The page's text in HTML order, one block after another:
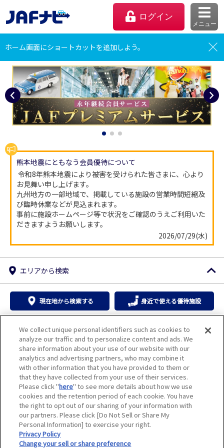
ログイン
メニュー
マイページ
会員優待のご利用方法
よくあるご質問
ホーム画面にショートカットを追加しよう。
ホーム 優待施設を探す
熊本地震にともなう会員優待について
お見舞い申し上げます。
九州地方の一部地域で、掲載している施設の営業時間短縮及
び臨時休業などが見込まれます。
事前に施設ホームページ等で状況をご確認のうえご利用いた
だきますようお願いします。
2026/07/29(水)
エリアから検索
現在地から検索する 身近で使える優待施設
オンライン優待施設
北海道 東北 関東甲信越 東海・北陸
近畿 中国 四国 九州・沖縄
条件を指定して検索
おすすめ施設
We collect unique personal identifiers such as cookies to
analyze our traffic and to personalize content and ads. We
share information about your use of our website with our
analytics and advertising partners, who may combine it
with other information that you have provided to them or
that they have collected from your use of their services.
Please click "here" to see more details about how we use
cookies and the retention period of each cookie. You have
the right to opt out of our sharing of your information with
our partners. Please click [Do Not Sell or Share My
Personal Information] to exercise your right.
Privacy Policy
Change your sell or share preference